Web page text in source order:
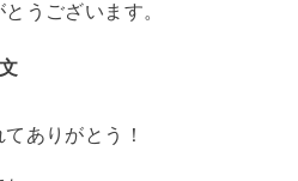
うございます。
ありがとう！